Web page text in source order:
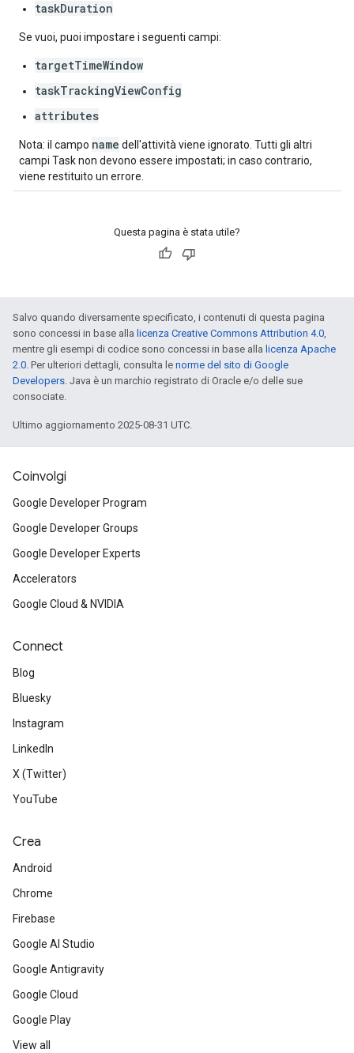
taskDuration
Se vuoi, puoi impostare i seguenti campi:
targetTimeWindow
taskTrackingViewConfig
attributes
Nota: il campo name dell'attività viene ignorato. Tutti gli altri
campi Task non devono essere impostati; in caso contrario,
viene restituito un errore.
Questa pagina è stata utile?
Salvo quando diversamente specificato, i contenuti di questa pagina
sono concessi in base alla licenza Creative Commons Attribution 4.0,
mentre gli esempi di codice sono concessi in base alla licenza Apache
2.0. Per ulteriori dettagli, consulta le norme del sito di Google
Developers. Java è un marchio registrato di Oracle e/o delle sue
consociate.
Ultimo aggiornamento 2025-08-31 UTC.
Coinvolgi
Google Developer Program
Google Developer Groups
Google Developer Experts
Accelerators
Google Cloud & NVIDIA
Connect
Blog
Bluesky
Instagram
LinkedIn
X (Twitter)
YouTube
Crea
Android
Chrome
Firebase
Google AI Studio
Google Antigravity
Google Cloud
Google Play
View all